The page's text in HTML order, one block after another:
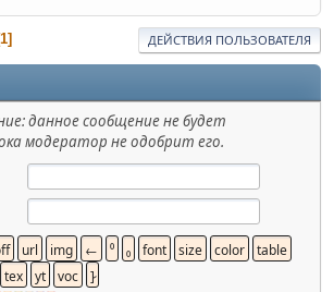
1 ДЕЙСТВИЯ ПОЛЬЗОВАТЕЛЯ
данное сообщение не будет
модератор не одобрит его.